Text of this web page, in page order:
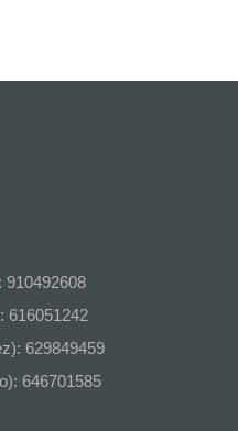
616051242
629849459
646701585